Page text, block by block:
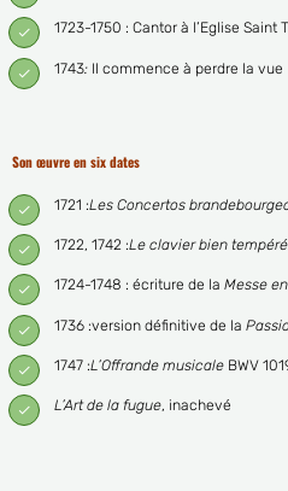
1723-1750 : Cantor à l’Eglise Saint
1743: Il commence à perdre la vue
Son œuvre en six dates
1721 :Les Concertos
1722, 1742 :Le clavier bien tempéré
1724-1748 : écriture de la Messe
1736 :version définitive de la
1747 :L’Offrande musicale BWV
L’Art de la fugue, inachevé